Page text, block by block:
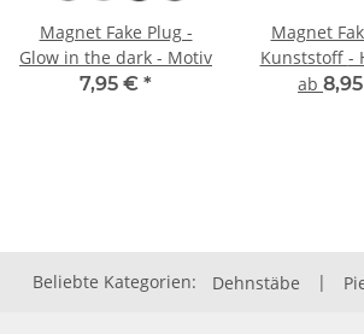
Magnet Fake Plug -
Glow in the dark - Motiv
7,95 € *
Magnet
ab
Beliebte Kategorien: Dehnstäbe |